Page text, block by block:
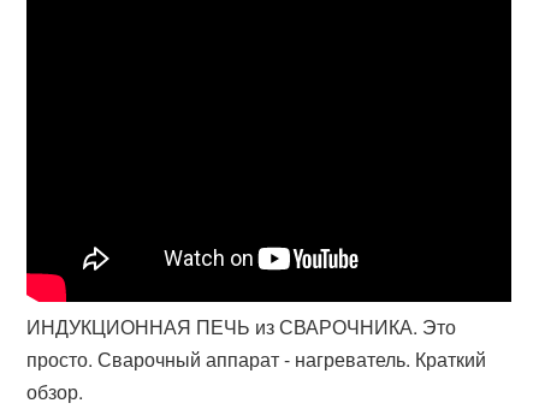
ИНДУКЦИОННАЯ ПЕЧЬ из СВАРОЧНИКА. Это
просто. Сварочный аппарат - нагреватель. Краткий
обзор.